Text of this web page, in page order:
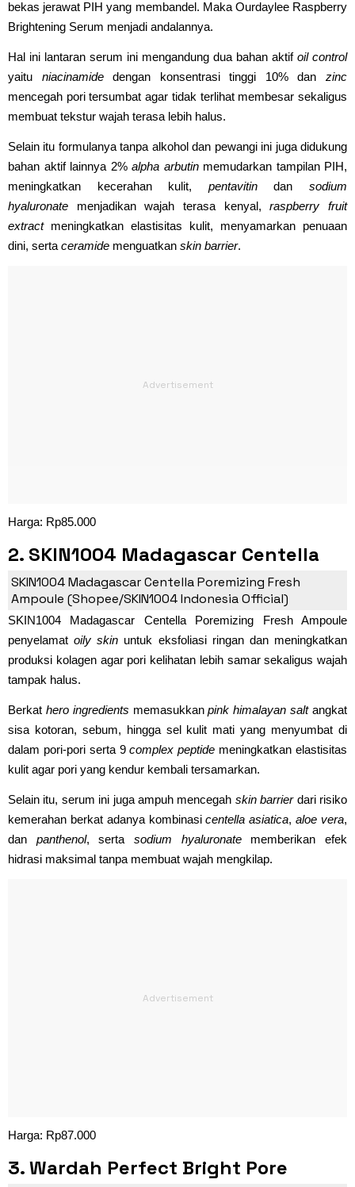
bekas jerawat PIH yang membandel. Maka Ourdaylee Raspberry
Brightening Serum menjadi andalannya.
Hal ini lantaran serum ini mengandung dua bahan aktif oil control
yaitu niacinamidedengan konsentrasi tinggi 10% danzinc
mencegah pori tersumbat agar tidak terlihat membesar sekaligus
membuat tekstur wajah terasa lebih halus.
Selain itu formulanya tanpa alkohol dan pewangi ini juga didukung
bahan aktif lainnya 2% alpha arbutinmemudarkan tampilan PIH,
meningkatkan kecerahan kulit, pentavitindansodium
hyaluronate menjadikan wajah terasa kenyal,raspberry fruit
extractmeningkatkan elastisitas kulit, menyamarkan penuaan
dini, serta ceramide menguatkan skin barrier.
Harga: Rp85.000
2. SKIN1004 Madagascar Centella
Poremizing Fresh Ampoule
SKIN1004 Madagascar Centella Poremizing Fresh
Ampoule (Shopee/SKIN1004 Indonesia Official)
SKIN1004 Madagascar Centella Poremizing Fresh Ampoule
penyelamatoily skin untuk eksfoliasi ringan dan meningkatkan
produksi kolagen agar pori kelihatan lebih samar sekaligus wajah
tampak halus.
Berkat hero ingredients memasukkanpink himalayan saltangkat
sisa kotoran, sebum, hingga sel kulit mati yang menyumbat di
dalam pori-pori serta 9complex peptide meningkatkan elastisitas
kulit agar pori yang kendur kembali tersamarkan.
Selain itu, serum ini juga ampuh mencegah skin barrierdari risiko
kemerahan berkat adanya kombinasicentella asiatica,aloe vera,
dan panthenol, sertasodium hyaluronatememberikan efek
hidrasi maksimal tanpa membuat wajah mengkilap.
Harga: Rp87.000
3. Wardah Perfect Bright Pore